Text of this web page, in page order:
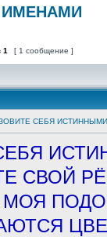
1 [ 1 сообщение ]
СЕБЯ
СВОЙ
МОЯ